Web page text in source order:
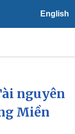
English
tiết
nguyên
Miền